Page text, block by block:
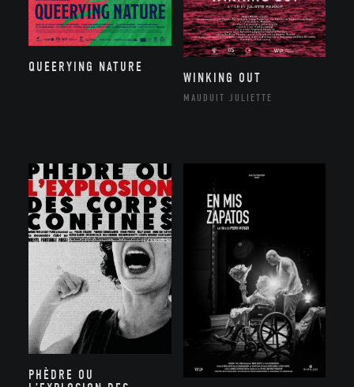
QUEERYING NATURE
WINKING OUT
MAUDUIT JULIETTE
PHÈDRE OU